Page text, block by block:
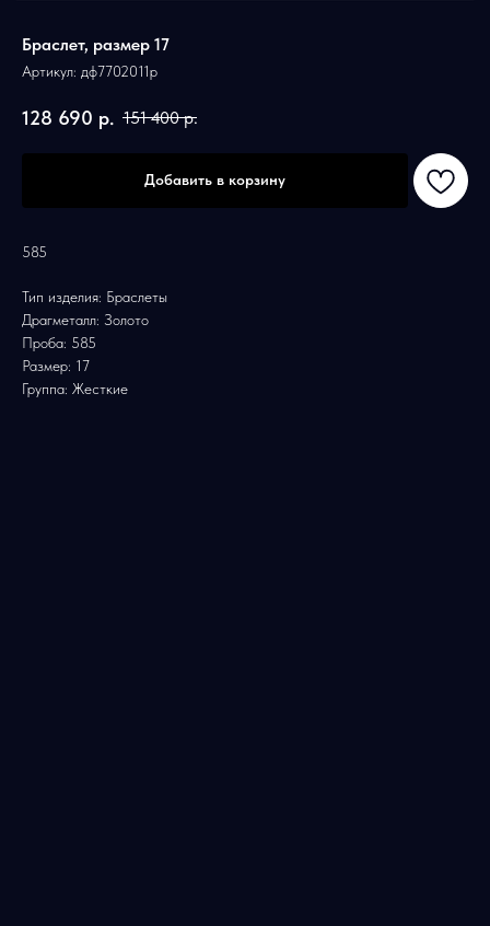
Браслет, размер 17
Артикул: дф7702011р
128 690 р. 151 400 р.
Добавить в корзину
585
Тип изделия: Браслеты
Драгметалл: Золото
Проба: 585
Размер: 17
Группа: Жесткие